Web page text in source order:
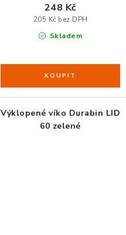
Skladem
205 Kč bez DPH
248 Kč
Výklopené víko Durabin LID
60 zelené